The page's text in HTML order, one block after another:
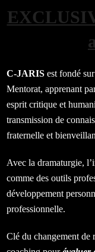
C-JARIS est fondé
Mentorat, apprenant
esprit critique et
transmission de
fraternelle et
Avec la dramaturgie,
comme des outils
développement
professionnelle.
Clé du changement